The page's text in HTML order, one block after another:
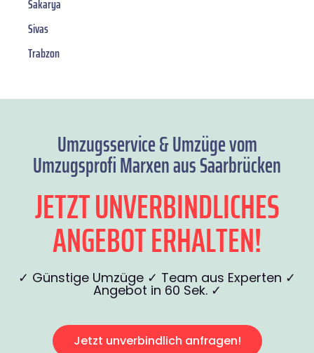
Sakarya
Sivas
Trabzon
Umzugsservice & Umzüge vom
Umzugsprofi Marxen aus Saarbrücken
JETZT UNVERBINDLICHES
ANGEBOT ERHALTEN!
✓ Günstige Umzüge ✓ Team aus Experten ✓
Angebot in 60 Sek. ✓
Jetzt unverbindlich anfragen!